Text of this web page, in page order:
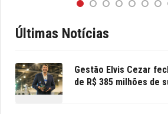
Últimas Notícias
Gestão Elvis Cezar
de R$ 385 milhões de